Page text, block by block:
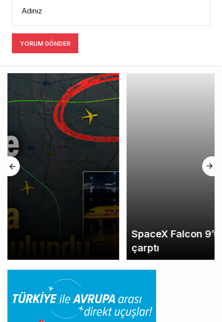
Adınız
YORUM GÖNDER
SpaceX Falcon 9’un ikinci kademesi Ay’a